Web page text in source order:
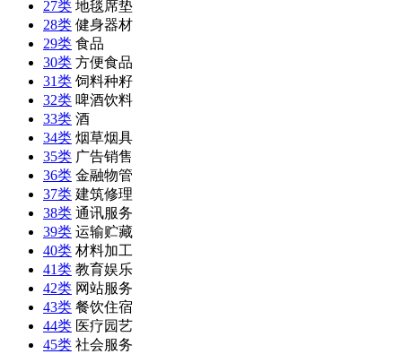
27类 地毯席垫
28类 健身器材
29类 食品
30类 方便食品
31类 饲料种籽
32类 啤酒饮料
33类 酒
34类 烟草烟具
35类 广告销售
36类 金融物管
37类 建筑修理
38类 通讯服务
39类 运输贮藏
40类 材料加工
41类 教育娱乐
42类 网站服务
43类 餐饮住宿
44类 医疗园艺
45类 社会服务